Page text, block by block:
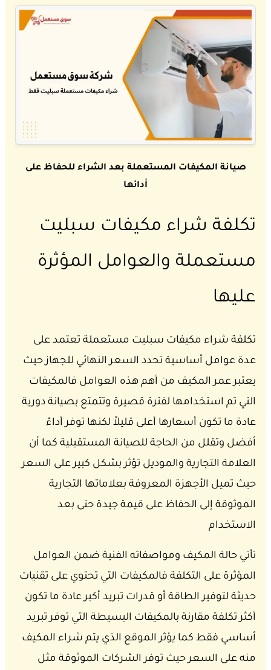
صيانة المكيفات المستعملة بعد الشراء للحفاظ على
أدائها
تكلفة شراء مكيفات سبليت
مستعملة والعوامل المؤثرة
عليها
تكلفة شراء مكيفات سبليت مستعملة تعتمد على
عدة عوامل أساسية تحدد السعر النهائي للجهاز حيث
يعتبر عمر المكيف من أهم هذه العوامل فالمكيفات
التي تم استخدامها لفترة قصيرة وتتمتع بصيانة دورية
عادة ما تكون أسعارها أعلى قليلاً لكنها توفر أداءً
أفضل وتقلل من الحاجة للصيانة المستقبلية كما أن
العلامة التجارية والموديل تؤثر بشكل كبير على السعر
حيث تميل الأجهزة المعروفة بعلاماتها التجارية
الموثوقة إلى الحفاظ على قيمة جيدة حتى بعد
الاستخدام
تأتي حالة المكيف ومواصفاته الفنية ضمن العوامل
المؤثرة على التكلفة فالمكيفات التي تحتوي على تقنيات
حديثة لتوفير الطاقة أو قدرات تبريد أكبر عادة ما تكون
أكثر تكلفة مقارنة بالمكيفات البسيطة التي توفر تبريد
أساسي فقط كما يؤثر الموقع الذي يتم شراء المكيف
منه على السعر حيث توفر الشركات الموثوقة مثل